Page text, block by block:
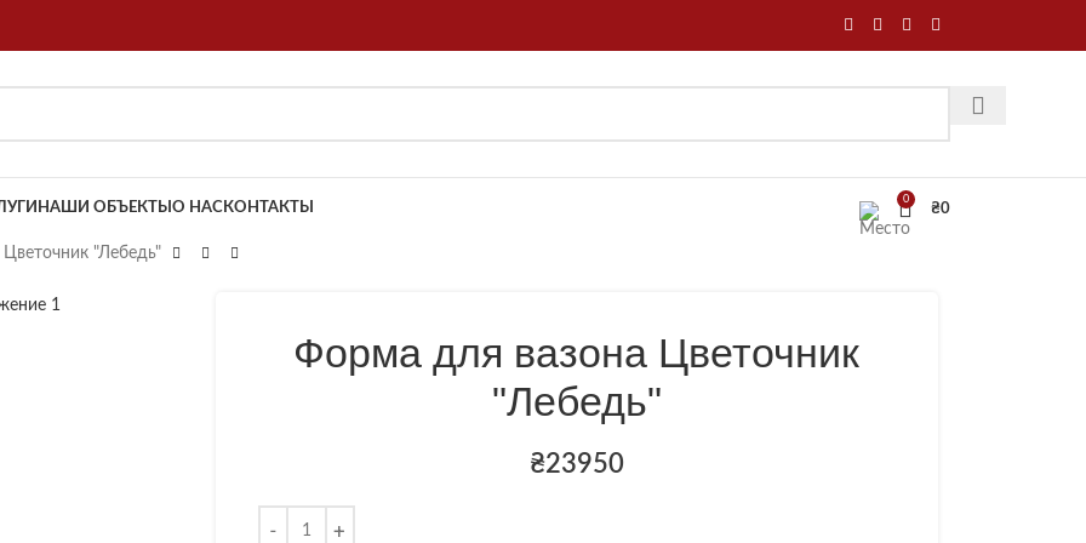
НАШИ ОБЪЕКТЫ О НАСКОНТАКТЫ
0
₴0
"Лебедь"
Форма для вазона Цветочник
"Лебедь"
₴23950